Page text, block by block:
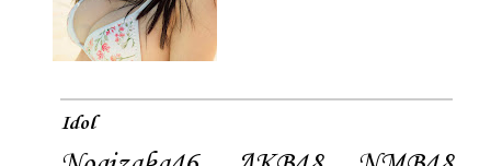
Idol